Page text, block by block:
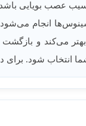
عصب بویایی
انجام می‌شود
می‌کند و بازگشت
انتخاب شود. برای